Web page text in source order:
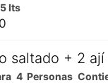
lts
saltado + 2
4 Personas